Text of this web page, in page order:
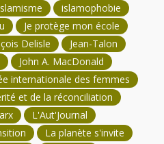
islamophobie
Je protège mon école
Delisle
Jean-Talon
John A. MacDonald
internationale des femmes
et de la réconciliation
L'Aut'Journal
La planète s'invite